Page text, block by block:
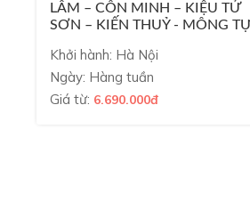
LÂM – CÔN MINH – KIỆU TỬ
SƠN – KIẾN THUỶ - MÔNG
Khởi hành: Hà Nội
Ngày: Hàng tuần
Giá từ: 6.690.000đ